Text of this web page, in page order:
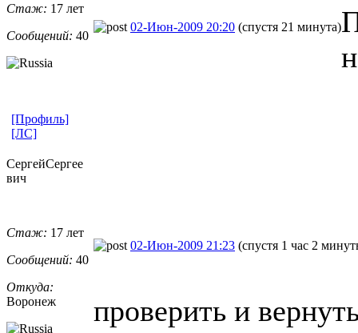
Стаж: 17 лет
Сообщений: 40
02-Июн-2009 20:20 (спустя 21 минута)
[Профиль]
[ЛС]
СергейСергее
вич
Стаж: 17 лет
Сообщений: 40
Откуда:
Воронеж
02-Июн-2009 21:23 (спустя 1 час 2
проверить и